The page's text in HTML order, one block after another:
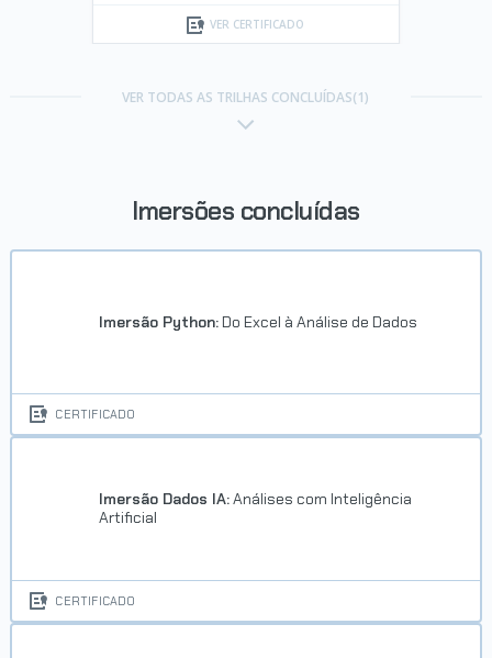
VER CERTIFICADO
VER TODAS AS TRILHAS CONCLUÍDAS(1)
Imersões concluídas
Imersão Python: Do Excel à Análise de Dados
CERTIFICADO
Imersão Dados IA:Análises com Inteligência
Artificial
CERTIFICADO